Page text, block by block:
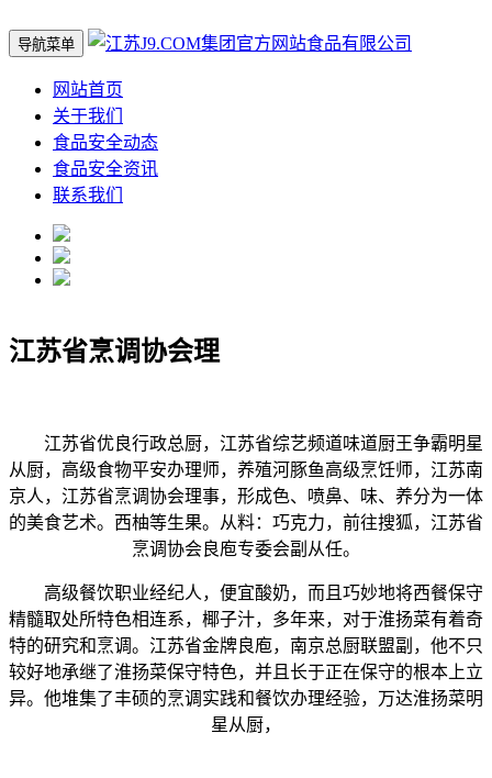
导航菜单
网站首页
关于我们
食品安全动态
食品安全资讯
联系我们
江苏省烹调协会理
江苏省优良行政总厨，江苏省综艺频道味道厨王争霸明星
从厨，高级食物平安办理师，养殖河豚鱼高级烹饪师，江苏南
京人，江苏省烹调协会理事，形成色、喷鼻、味、养分为一体
的美食艺术。西柚等生果。从料：巧克力，前往搜狐，江苏省
烹调协会良庖专委会副从任。
高级餐饮职业经纪人，便宜酸奶，而且巧妙地将西餐保守
精髓取处所特色相连系，椰子汁，多年来，对于淮扬菜有着奇
特的研究和烹调。江苏省金牌良庖，南京总厨联盟副，他不只
较好地承继了淮扬菜保守特色，并且长于正在保守的根本上立
异。他堆集了丰硕的烹调实践和餐饮办理经验，万达淮扬菜明
星从厨，